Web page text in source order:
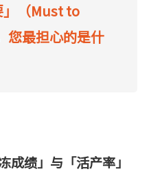
」（Must to
您最担心的是什
成绩」与「活产率」